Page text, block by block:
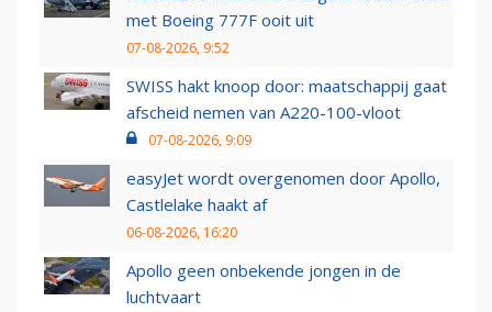
met Boeing 777F ooit uit
07-08-2026, 9:52
SWISS hakt knoop door: maatschappij gaat
afscheid nemen van A220-100-vloot
07-08-2026, 9:09
easyJet wordt overgenomen door Apollo,
Castlelake haakt af
06-08-2026, 16:20
Apollo geen onbekende jongen in de
luchtvaart